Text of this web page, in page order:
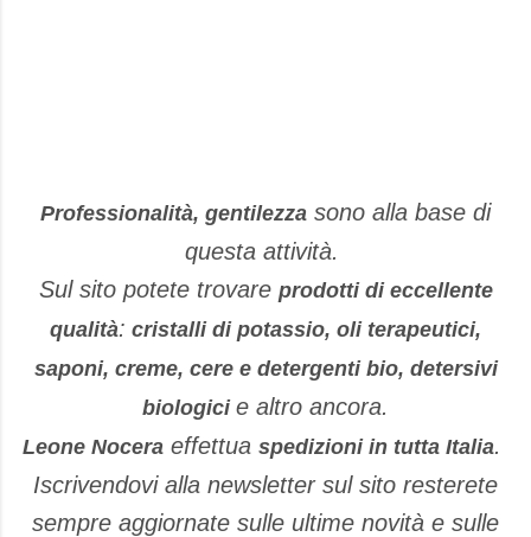
Professionalità, gentilezza sono alla base di
questa attività.
Sul sito potete trovare prodotti di eccellente
qualità: cristalli di potassio, oli terapeutici,
saponi, creme, cere e detergenti bio, detersivi
biologici e altro ancora.
Leone Nocera effettua spedizioni in tutta Italia.
Iscrivendovi alla newsletter sul sito resterete
sempre aggiornate sulle ultime novità e sulle